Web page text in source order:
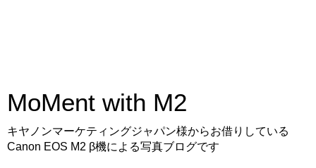
MoMent with M2
キヤノンマーケティングジャパン様からお借りしている
Canon EOS M2 β機による写真ブログです